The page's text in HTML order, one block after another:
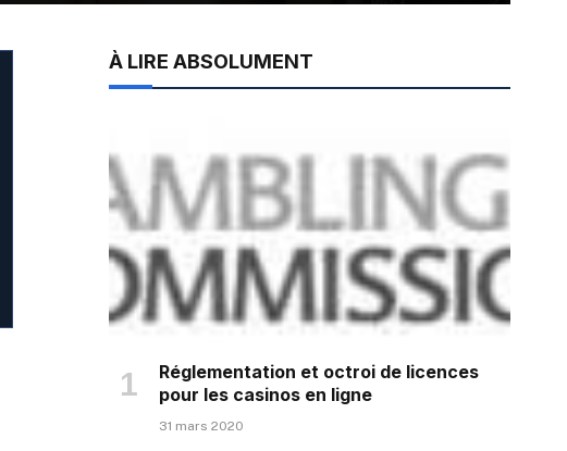
À LIRE ABSOLUMENT
Réglementation et octroi de licences
pour les casinos en ligne
31 mars 2020